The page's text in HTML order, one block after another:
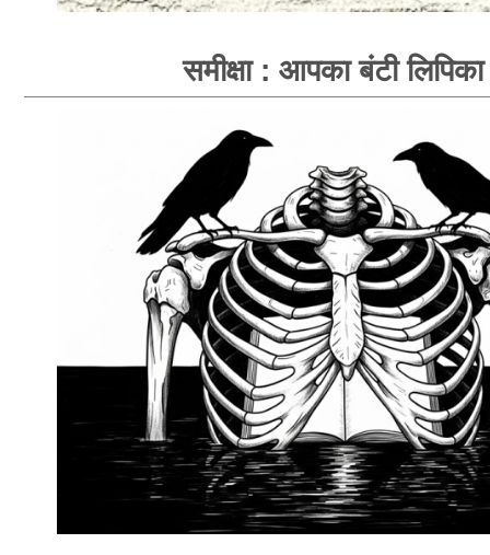
समीक्षा : आपका बंटी लिपिका